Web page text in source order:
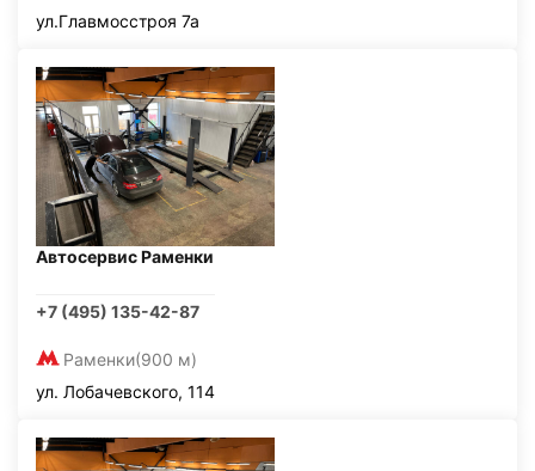
ул.Главмосстроя 7а
Автосервис Раменки
+7 (495) 135-42-87
Раменки(900 м)
ул. Лобачевского, 114